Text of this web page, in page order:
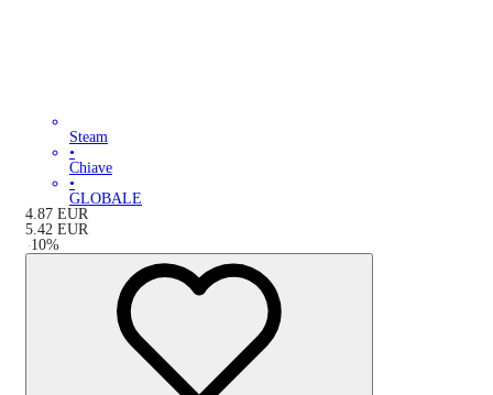
Steam
•
Chiave
•
GLOBALE
4.87 EUR
5.42 EUR
-10%